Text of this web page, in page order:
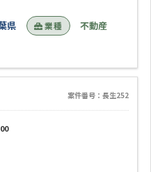
県 業種 不動産
案件番号：長生252